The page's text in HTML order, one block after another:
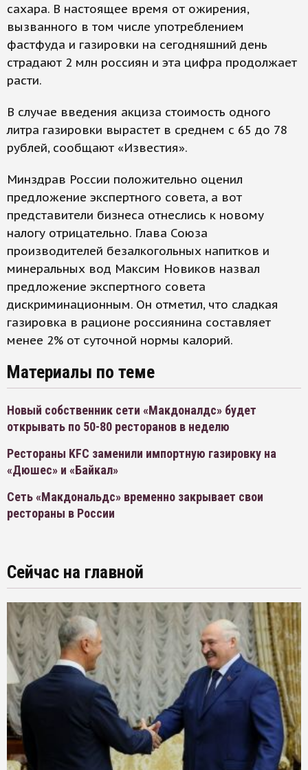
сахара. В настоящее время от ожирения,
вызванного в том числе употреблением
фастфуда и газировки на сегодняшний день
страдают 2 млн россиян и эта цифра продолжает
расти.
В случае введения акциза стоимость одного
литра газировки вырастет в среднем с 65 до 78
рублей, сообщают «Известия».
Минздрав России положительно оценил
предложение экспертного совета, а вот
представители бизнеса отнеслись к новому
налогу отрицательно. Глава Союза
производителей безалкогольных напитков и
минеральных вод Максим Новиков назвал
предложение экспертного совета
дискриминационным. Он отметил, что сладкая
газировка в рационе россиянина составляет
менее 2% от суточной нормы калорий.
Материалы по теме
Новый собственник сети «Макдоналдс» будет
открывать по 50-80 ресторанов в неделю
Рестораны KFC заменили импортную газировку на
«Дюшес» и «Байкал»
Сеть «Макдональдс» временно закрывает свои
рестораны в России
Сейчас на главной